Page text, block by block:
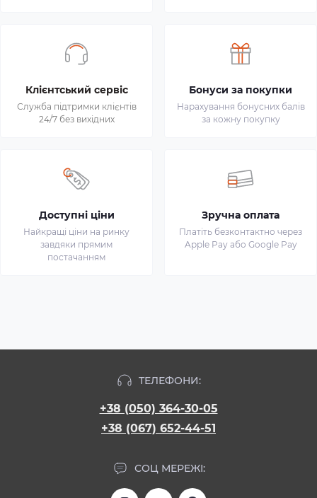
Клієнтський сервіс
Служба підтримки клієнтів
24/7 без вихідних
Бонуси за покупки
Нарахування бонусних балів
за кожну покупку
Доступні ціни
Найкращі ціни на ринку
завдяки прямим
постачанням
Зручна оплата
Платіть безконтактно через
Apple Pay або Google Pay
ТЕЛЕФОНИ:
+38 (050) 364-30-05
+38 (067) 652-44-51
СОЦ МЕРЕЖІ: